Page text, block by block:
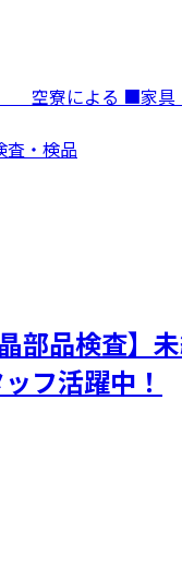
■寮費 空寮に
査・検品
部品検査
フ活躍中！